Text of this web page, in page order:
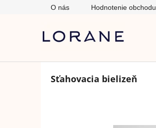
O nás Hodnotenie obchodu
Sťahovacia bielizeň